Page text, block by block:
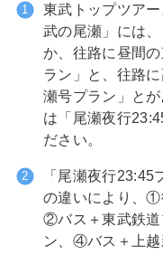
東武トップツア
武の尾瀬」には
か、往路に昼間
ラン」と、往路
瀬号プラン」と
は「尾瀬夜行
ださい。
「尾瀬夜行23:45
の違いにより、①
②バス＋東武鉄
ン、④バス＋上